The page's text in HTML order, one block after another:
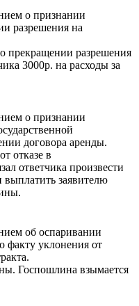
о признании
разрешения на
прекращении разрешения
3000р. на расходы за
о признании
договора аренды.
отказе в
ответчика произвести
заявителю
об оспаривании
факту уклонения от
Госпошлина взымается